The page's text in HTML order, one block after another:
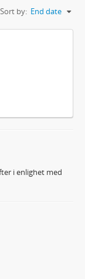
Sort by: End date
i enlighet med